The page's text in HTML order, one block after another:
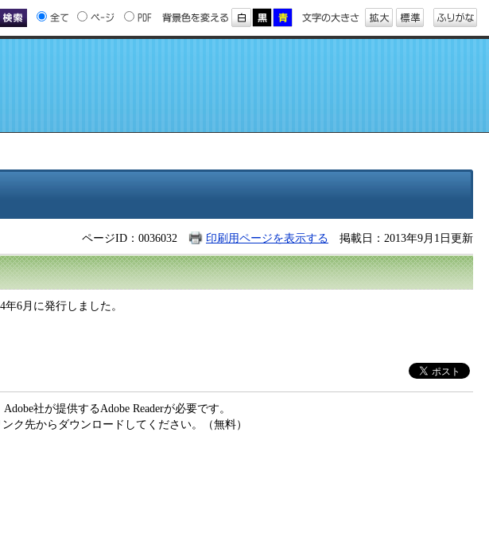
ページID：0036032 印刷用ページを表示する 掲載日：2013年9月1日更新
6月に発行しました。
社が提供するAdobe Readerが必要です。
ク先からダウンロードしてください。（無料）